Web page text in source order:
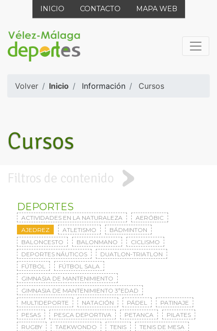
INICIO CONTACTO MAPA WEB
Volver Inicio Información Cursos
Cursos
Filtros de contenido
DEPORTES
ACTIVIDADES EN LA NATURALEZA
AERÓBIC
AJEDREZ
ATLETISMO
BÁDMINTON
BALONCESTO
BALONMANO
CICLISMO
DEPORTES NÁUTICOS
DUATLON-TRIATLON
FÚTBOL
FÚTBOL SALA
GIMNASIA DE MANTENIMIENTO
GIMNASIA DE MANTENIMIENTO 3ªEDAD
MULTIDEPORTE
NATACIÓN PÁDEL
PATINAJE
PESAS
PESCA DEPORTIVA PETANCA
PILATES
RUGBY
TAEKWONDO TENIS TENIS DE MESA